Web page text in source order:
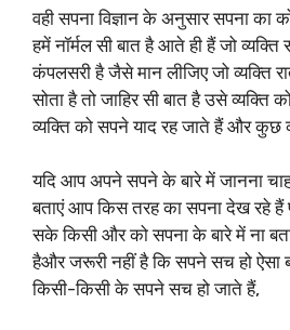
वही सपना विज्ञान के अनुसार सपना का
हमें नॉर्मल सी बात है आते ही हैं जो
कंपलसरी है जैसे मान लीजिए जो व्यक्ति
सोता है तो जाहिर सी बात है उसे
व्यक्ति को सपने याद रह जाते हैं और कुछ
यदि आप अपने सपने के बारे में जानना
बताएं आप किस तरह का सपना देख रहे हैं
सके किसी और को सपना के बारे में ना
हैऔर जरूरी नहीं है कि सपने सच हो ऐसा
किसी-किसी के सपने सच हो जाते हैं,